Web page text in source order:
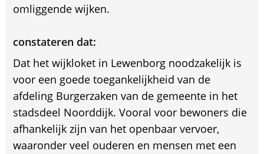
omliggende wijken.
constateren dat:
Dat het wijkloket in Lewenborg noodzakelijk is
voor een goede toegankelijkheid van de
afdeling Burgerzaken van de gemeente in het
stadsdeel Noorddijk. Vooral voor bewoners die
afhankelijk zijn van het openbaar vervoer,
waaronder veel ouderen en mensen met een